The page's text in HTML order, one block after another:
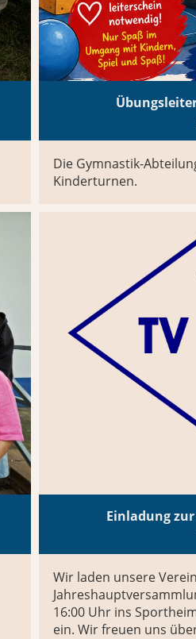
Die Gymnastik-
Kinderturnen.
Einladung
Wir laden unsere
16:00 Uhr ins
ein. Wir freuen uns